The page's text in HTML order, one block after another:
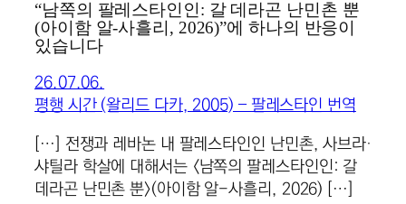
“남쪽의 팔레스타인인: 갈 데라곤 난민촌 뿐
(아이함 알-사흘리, 2026)”에 하나의 반응이
있습니다
26.07.06.
평행 시간 (왈리드 다카, 2005) – 팔레스타인 번역
[…] 전쟁과 레바논 내 팔레스타인인 난민촌, 사브라·
샤틸라 학살에 대해서는 〈남쪽의 팔레스타인인: 갈
데라곤 난민촌 뿐〉(아이함 알-사흘리, 2026) […]